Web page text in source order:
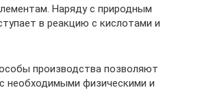
Наряду с природным
в реакцию с кислотами и
производства позволяют
необходимыми физическими и